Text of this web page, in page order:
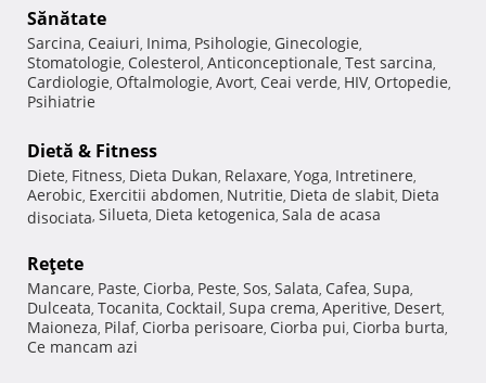
Sănătate
Sarcina, Ceaiuri, Inima, Psihologie, Ginecologie,
Stomatologie, Colesterol, Anticonceptionale, Test sarcina,
Cardiologie, Oftalmologie, Avort, Ceai verde, HIV, Ortopedie,
Psihiatrie
Dietă & Fitness
Diete, Fitness, Dieta Dukan, Relaxare, Yoga, Intretinere,
Aerobic, Exercitii abdomen, Nutritie, Dieta de slabit, Dieta
disociata, Silueta, Dieta ketogenica, Sala de acasa
Reţete
Mancare, Paste, Ciorba, Peste, Sos, Salata, Cafea, Supa,
Dulceata, Tocanita, Cocktail, Supa crema, Aperitive, Desert,
Maioneza, Pilaf, Ciorba perisoare, Ciorba pui, Ciorba burta,
Ce mancam azi